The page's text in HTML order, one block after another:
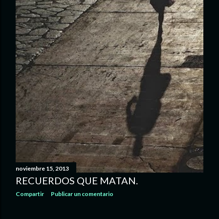
s
noviembre 15, 2013
RECUERDOS QUE MATAN.
Compartir Publicar un comentario